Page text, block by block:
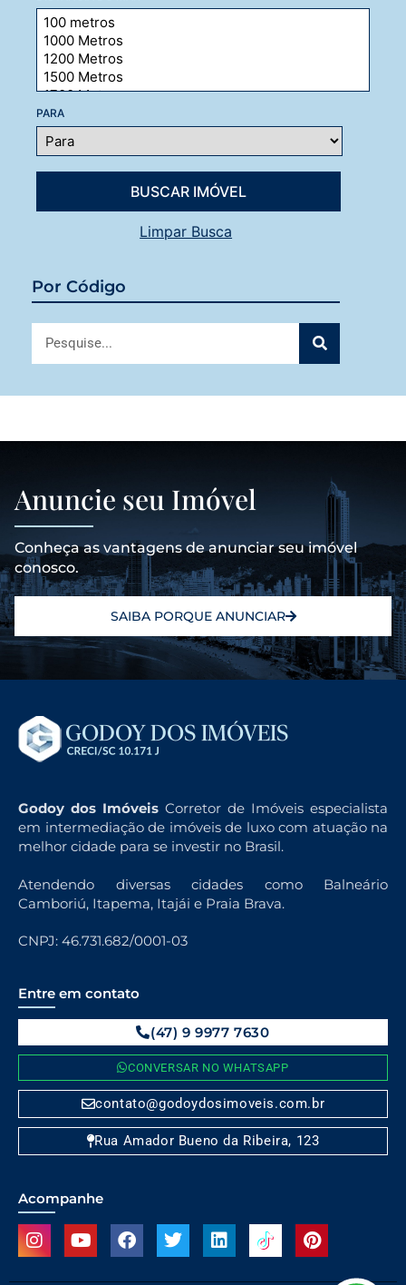
PARA
Limpar Busca
Por Código
Anuncie seu Imóvel
Conheça as vantagens de anunciar seu imóvel
conosco.
SAIBA PORQUE ANUNCIAR
Godoy dos Imóveis Corretor de Imóveis especialista
em intermediação de imóveis de luxo com atuação na
melhor cidade para se investir no Brasil.
Atendendo diversas cidades como Balneário
Camboriú, Itapema, Itajái e Praia Brava.
CNPJ: 46.731.682/0001-03
Entre em contato
(47) 9 9977 7630
CONVERSAR NO WHATSAPP
contato@godoydosimoveis.com.br
Rua Amador Bueno da Ribeira, 123
Acompanhe